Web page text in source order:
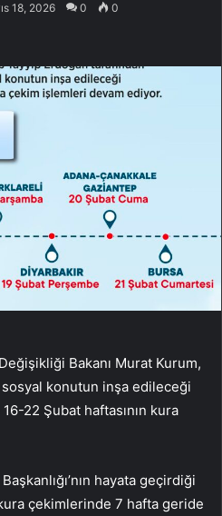
18, 2026 0 0
Bakanı Murat Kurum,
konutun inşa edileceği
16-22 Şubat haftasının kura
hayata geçirdiği
çekimlerinde 7 hafta geride